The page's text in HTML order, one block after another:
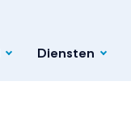
Diensten